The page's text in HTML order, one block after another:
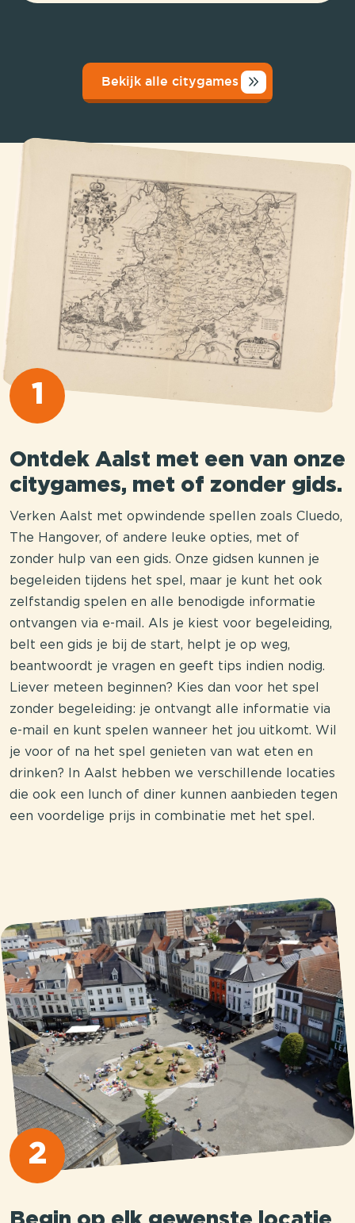
Bekijk alle citygames
1
Ontdek Aalst met een van onze
citygames, met of zonder gids.
Verken Aalst met opwindende spellen zoals Cluedo,
The Hangover, of andere leuke opties, met of
zonder hulp van een gids. Onze gidsen kunnen je
begeleiden tijdens het spel, maar je kunt het ook
zelfstandig spelen en alle benodigde informatie
ontvangen via e-mail. Als je kiest voor begeleiding,
belt een gids je bij de start, helpt je op weg,
beantwoordt je vragen en geeft tips indien nodig.
Liever meteen beginnen? Kies dan voor het spel
zonder begeleiding: je ontvangt alle informatie via
e-mail en kunt spelen wanneer het jou uitkomt. Wil
je voor of na het spel genieten van wat eten en
drinken? In Aalst hebben we verschillende locaties
die ook een lunch of diner kunnen aanbieden tegen
een voordelige prijs in combinatie met het spel.
2